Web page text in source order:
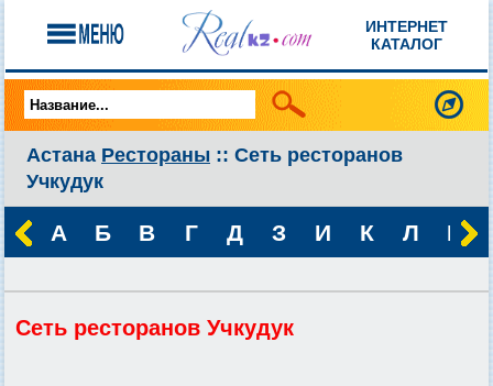
ИНТЕРНЕТ
КАТАЛОГ
Астана Рестораны :: Сеть ресторанов
Учкудук
А Б В Г Д З И К Л М
Сеть ресторанов Учкудук